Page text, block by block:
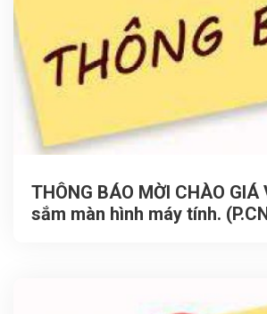
THÔNG BÁO MỜI CHÀO
sắm màn hình máy tính.